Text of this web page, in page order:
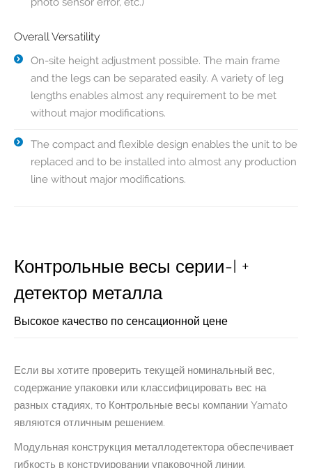
Overall Versatility
On-site height adjustment possible. The main frame
and the legs can be separated easily. A variety of leg
lengths enables almost any requirement to be met
without major modifications.
The compact and flexible design enables the unit to be
replaced and to be installed into almost any production
line without major modifications.
Контрольные весы серии-I +
детектор металла
Высокое качество по сенсационной цене
Если вы хотите проверить текущей номинальный вес,
содержание упаковки или классифицировать вес на
разных стадиях, то Контрольные весы компании Yamato
являются отличным решением.
Модульная конструкция металлодетектора обеспечивает
гибкость в конструировании упаковочной линии.